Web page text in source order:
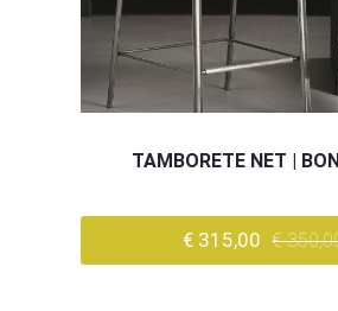
TAMBORETE NET |
€ 315,00 €